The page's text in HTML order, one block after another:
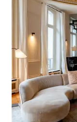
We adapt our venue to your
very easy to find,